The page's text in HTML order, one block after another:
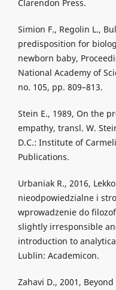
Clarendon Press.
Simion F., Regolin L.,
predisposition for
newborn baby,
National Academy of
no. 105, pp. 809–813.
Stein E., 1989, On the
empathy, transl. W.
D.C.: Institute of
Publications.
Urbaniak R., 2016, Lekko
nieodpowiedzialne i
wprowadzenie do
slightly irresponsible
introduction to
Lublin: Academicon.
Zahavi D., 2001,